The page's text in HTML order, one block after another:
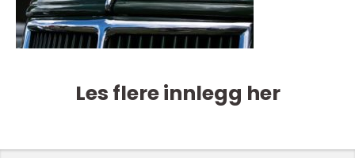
Les flere innlegg her